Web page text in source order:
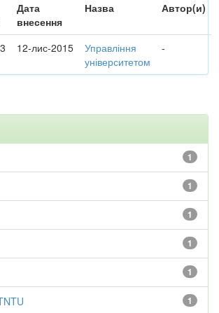
Дата
внесення
Назва Автор(и)
12-лис-2015
Управління
університетом
-
1
1
1
1
1
1